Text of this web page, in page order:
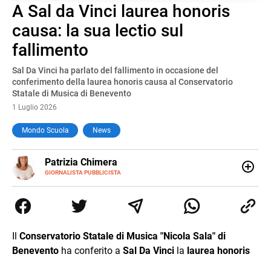
A Sal da Vinci laurea honoris
causa: la sua lectio sul
fallimento
Sal Da Vinci ha parlato del fallimento in occasione del
conferimento della laurea honoris causa al Conservatorio
Statale di Musica di Benevento
1 Luglio 2026
Mondo Scuola News
Patrizia Chimera
GIORNALISTA PUBBLICISTA
E-
MAIL
LINKEDIN
collaborato con grandi gruppi editoriali e agenzie di
comunicazione specializzandosi nella scrittura di articoli
Il Conservatorio Statale di Musica "Nicola Sala" di
Benevento ha conferito a Sal Da Vinci la laurea honoris